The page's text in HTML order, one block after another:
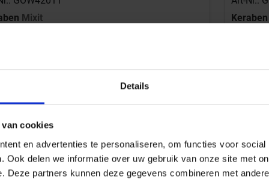
Details
van cookies
en advertenties te personaliseren, om functies voor social
Ook delen we informatie over uw gebruik van onze site met
Deze partners kunnen deze gegevens combineren met
Mixit
Vanaf 43.2 m² 34,45 €
1,08 m² = 40,92 €/Pakket
voor je besteld
10-15 werkdagen, verzendtijd 5-7 werkdagen
Keraben
Blanco
Wordt
Levertijd